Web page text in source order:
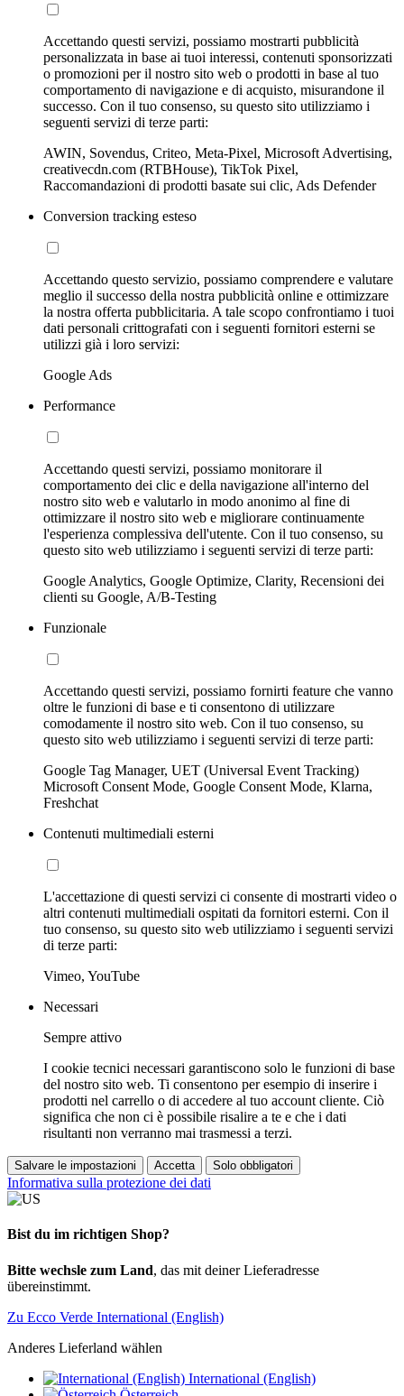
Accettando questi servizi, possiamo mostrarti pubblicità
personalizzata in base ai tuoi interessi, contenuti sponsorizzati
o promozioni per il nostro sito web o prodotti in base al tuo
comportamento di navigazione e di acquisto, misurandone il
successo. Con il tuo consenso, su questo sito utilizziamo i
seguenti servizi di terze parti:
AWIN, Sovendus, Criteo, Meta-Pixel, Microsoft Advertising,
creativecdn.com (RTBHouse), TikTok Pixel,
Raccomandazioni di prodotti basate sui clic, Ads Defender
Conversion tracking esteso
Accettando questo servizio, possiamo comprendere e valutare
meglio il successo della nostra pubblicità online e ottimizzare
la nostra offerta pubblicitaria. A tale scopo confrontiamo i tuoi
dati personali crittografati con i seguenti fornitori esterni se
utilizzi già i loro servizi:
Google Ads
Performance
Accettando questi servizi, possiamo monitorare il
comportamento dei clic e della navigazione all'interno del
nostro sito web e valutarlo in modo anonimo al fine di
ottimizzare il nostro sito web e migliorare continuamente
l'esperienza complessiva dell'utente. Con il tuo consenso, su
questo sito web utilizziamo i seguenti servizi di terze parti:
Google Analytics, Google Optimize, Clarity, Recensioni dei
clienti su Google, A/B-Testing
Funzionale
Accettando questi servizi, possiamo fornirti feature che vanno
oltre le funzioni di base e ti consentono di utilizzare
comodamente il nostro sito web. Con il tuo consenso, su
questo sito web utilizziamo i seguenti servizi di terze parti:
Google Tag Manager, UET (Universal Event Tracking)
Microsoft Consent Mode, Google Consent Mode, Klarna,
Freshchat
Contenuti multimediali esterni
L'accettazione di questi servizi ci consente di mostrarti video o
altri contenuti multimediali ospitati da fornitori esterni. Con il
tuo consenso, su questo sito web utilizziamo i seguenti servizi
di terze parti:
Vimeo, YouTube
Necessari
Sempre attivo
I cookie tecnici necessari garantiscono solo le funzioni di base
del nostro sito web. Ti consentono per esempio di inserire i
prodotti nel carrello o di accedere al tuo account cliente. Ciò
significa che non ci è possibile risalire a te e che i dati
risultanti non verranno mai trasmessi a terzi.
Salvare le impostazioni Accetta Solo obbligatori
Informativa sulla protezione dei dati
Bist du im richtigen Shop?
Bitte wechsle zum Land, das mit deiner Lieferadresse
übereinstimmt.
Zu Ecco Verde International (English)
Anderes Lieferland wählen
International (English)